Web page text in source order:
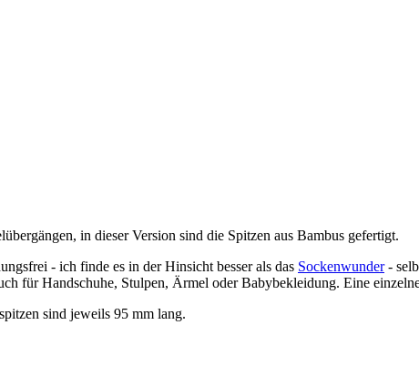
in dieser Version sind die Spitzen aus Bambus gefertigt.
- ich finde es in der Hinsicht besser als das Sockenwunder-
für Handschuhe, Stulpen, Ärmel oder Babybekleidung. Eine
sind jeweils 95 mm lang.